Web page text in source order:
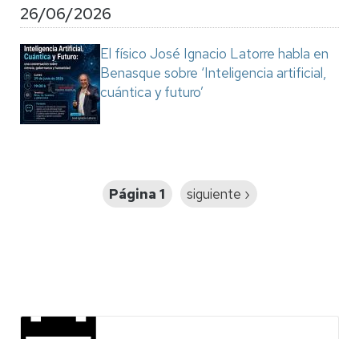
26/06/2026
El físico José Ignacio Latorre habla en
Benasque sobre ‘Inteligencia artificial,
cuántica y futuro’
Página 1
Siguiente
siguiente ›